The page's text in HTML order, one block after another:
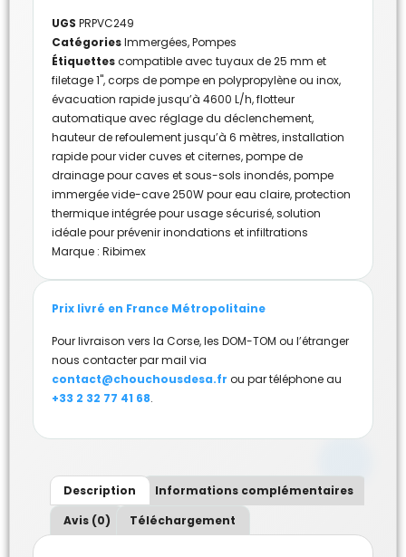
UGS PRPVC249
CatégoriesImmergées,Pompes
Étiquettescompatible avec tuyaux de 25 mm et
filetage 1",corps de pompe en polypropylène ou inox,
évacuation rapide jusqu’à 4600 L/h,flotteur
automatique avec réglage du déclenchement,
hauteur de refoulement jusqu’à 6 mètres,installation
rapide pour vider cuves et citernes,pompe de
drainage pour caves et sous-sols inondés,pompe
immergée vide-cave 250W pour eau claire,protection
thermique intégrée pour usage sécurisé,solution
idéale pour prévenir inondations et infiltrations
Marque : Ribimex
Prix livré en France Métropolitaine
Pour livraison vers la Corse, les DOM-TOM ou l’étranger
nous contacter par mail via
contact@chouchousdesa.fr ou par téléphone au
+33 2 32 77 41 68.
Description
Informations complémentaires
Avis (0)
Téléchargement